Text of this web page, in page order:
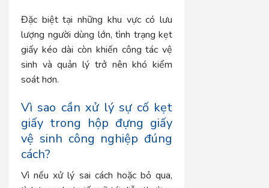
Đặc biệt tại những khu vực có lưu
lượng người dùng lớn, tình trạng kẹt
giấy kéo dài còn khiến công tác vệ
sinh và quản lý trở nên khó kiểm
soát hơn.
Vì sao cần xử lý sự cố kẹt
giấy trong hộp đựng giấy
vệ sinh công nghiệp đúng
cách?
Vì nếu xử lý sai cách hoặc bỏ qua,